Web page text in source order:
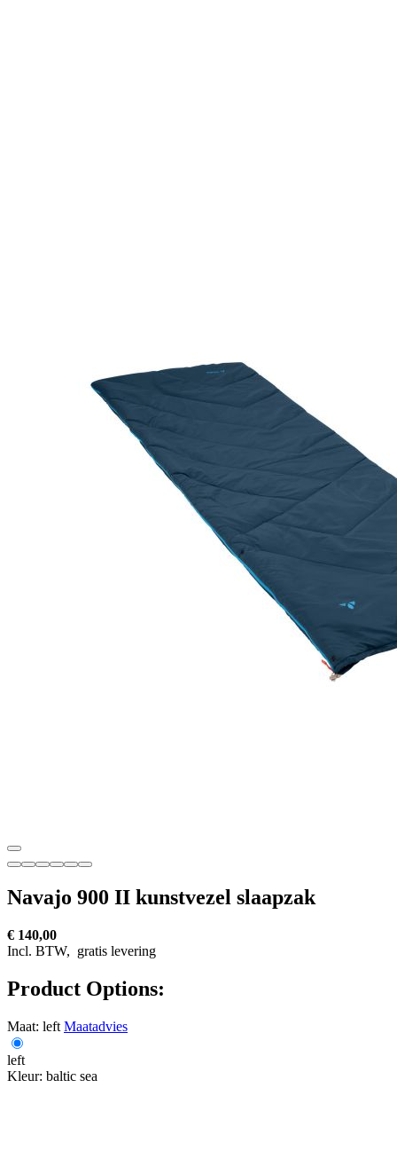
Navajo 900 II kunstvezel slaapzak
€ 140,00
Incl. BTW, gratis levering
Product Options:
Maat: left Maatadvies
left
Kleur: baltic sea